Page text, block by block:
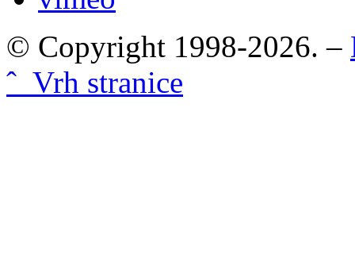
© Copyright 1998-2026. –
ˆ Vrh stranice